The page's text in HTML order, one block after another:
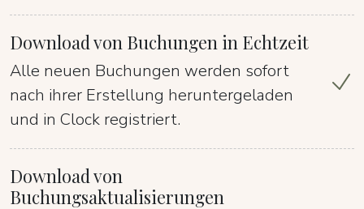
Download von Buchungen in Echtzeit
Alle neuen Buchungen werden sofort
nach ihrer Erstellung heruntergeladen
und in Clock registriert.
Download von
Buchungsaktualisierungen